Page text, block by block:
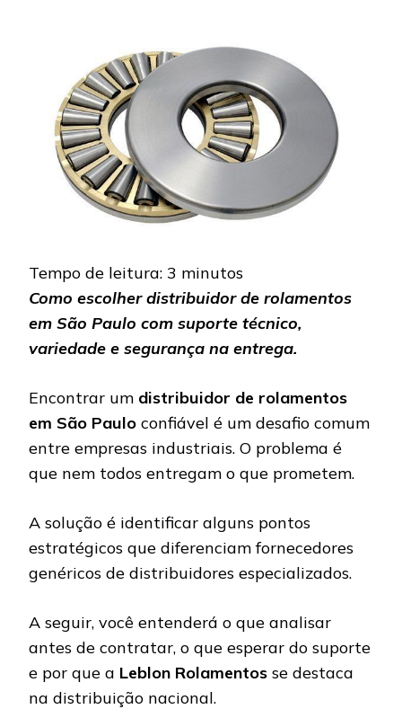
PAULO:
COMO
ESCOLHER
Tempo de leitura: 3 minutos
Como escolher distribuidor de rolamentos
em São Paulo com suporte técnico,
variedade e segurança na entrega.
Encontrar um distribuidor de rolamentos
em São Paulo confiável é um desafio comum
entre empresas industriais. O problema é
que nem todos entregam o que prometem.
A solução é identificar alguns pontos
estratégicos que diferenciam fornecedores
genéricos de distribuidores especializados.
A seguir, você entenderá o que analisar
antes de contratar, o que esperar do suporte
e por que a Leblon Rolamentos se destaca
na distribuição nacional.